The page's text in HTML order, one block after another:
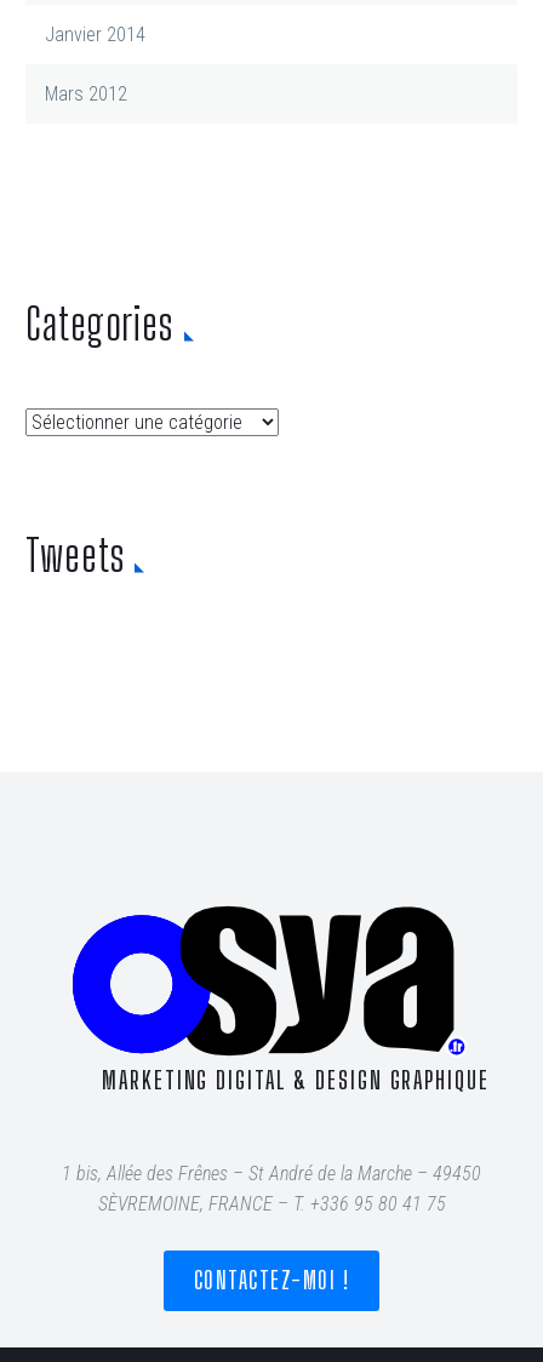
Janvier 2014
Mars 2012
Categories
Categories
Tweets
MARKETING DIGITAL & DESIGN GRAPHIQUE
1 bis, Allée des Frênes – St André de la Marche – 49450
SÈVREMOINE, FRANCE – T. +336 95 80 41 75
CONTACTEZ-MOI !